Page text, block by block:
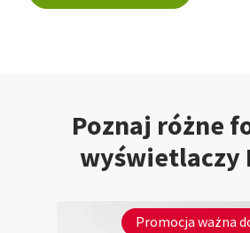
Poznaj różne
wyświetlaczy
Promocja ważna